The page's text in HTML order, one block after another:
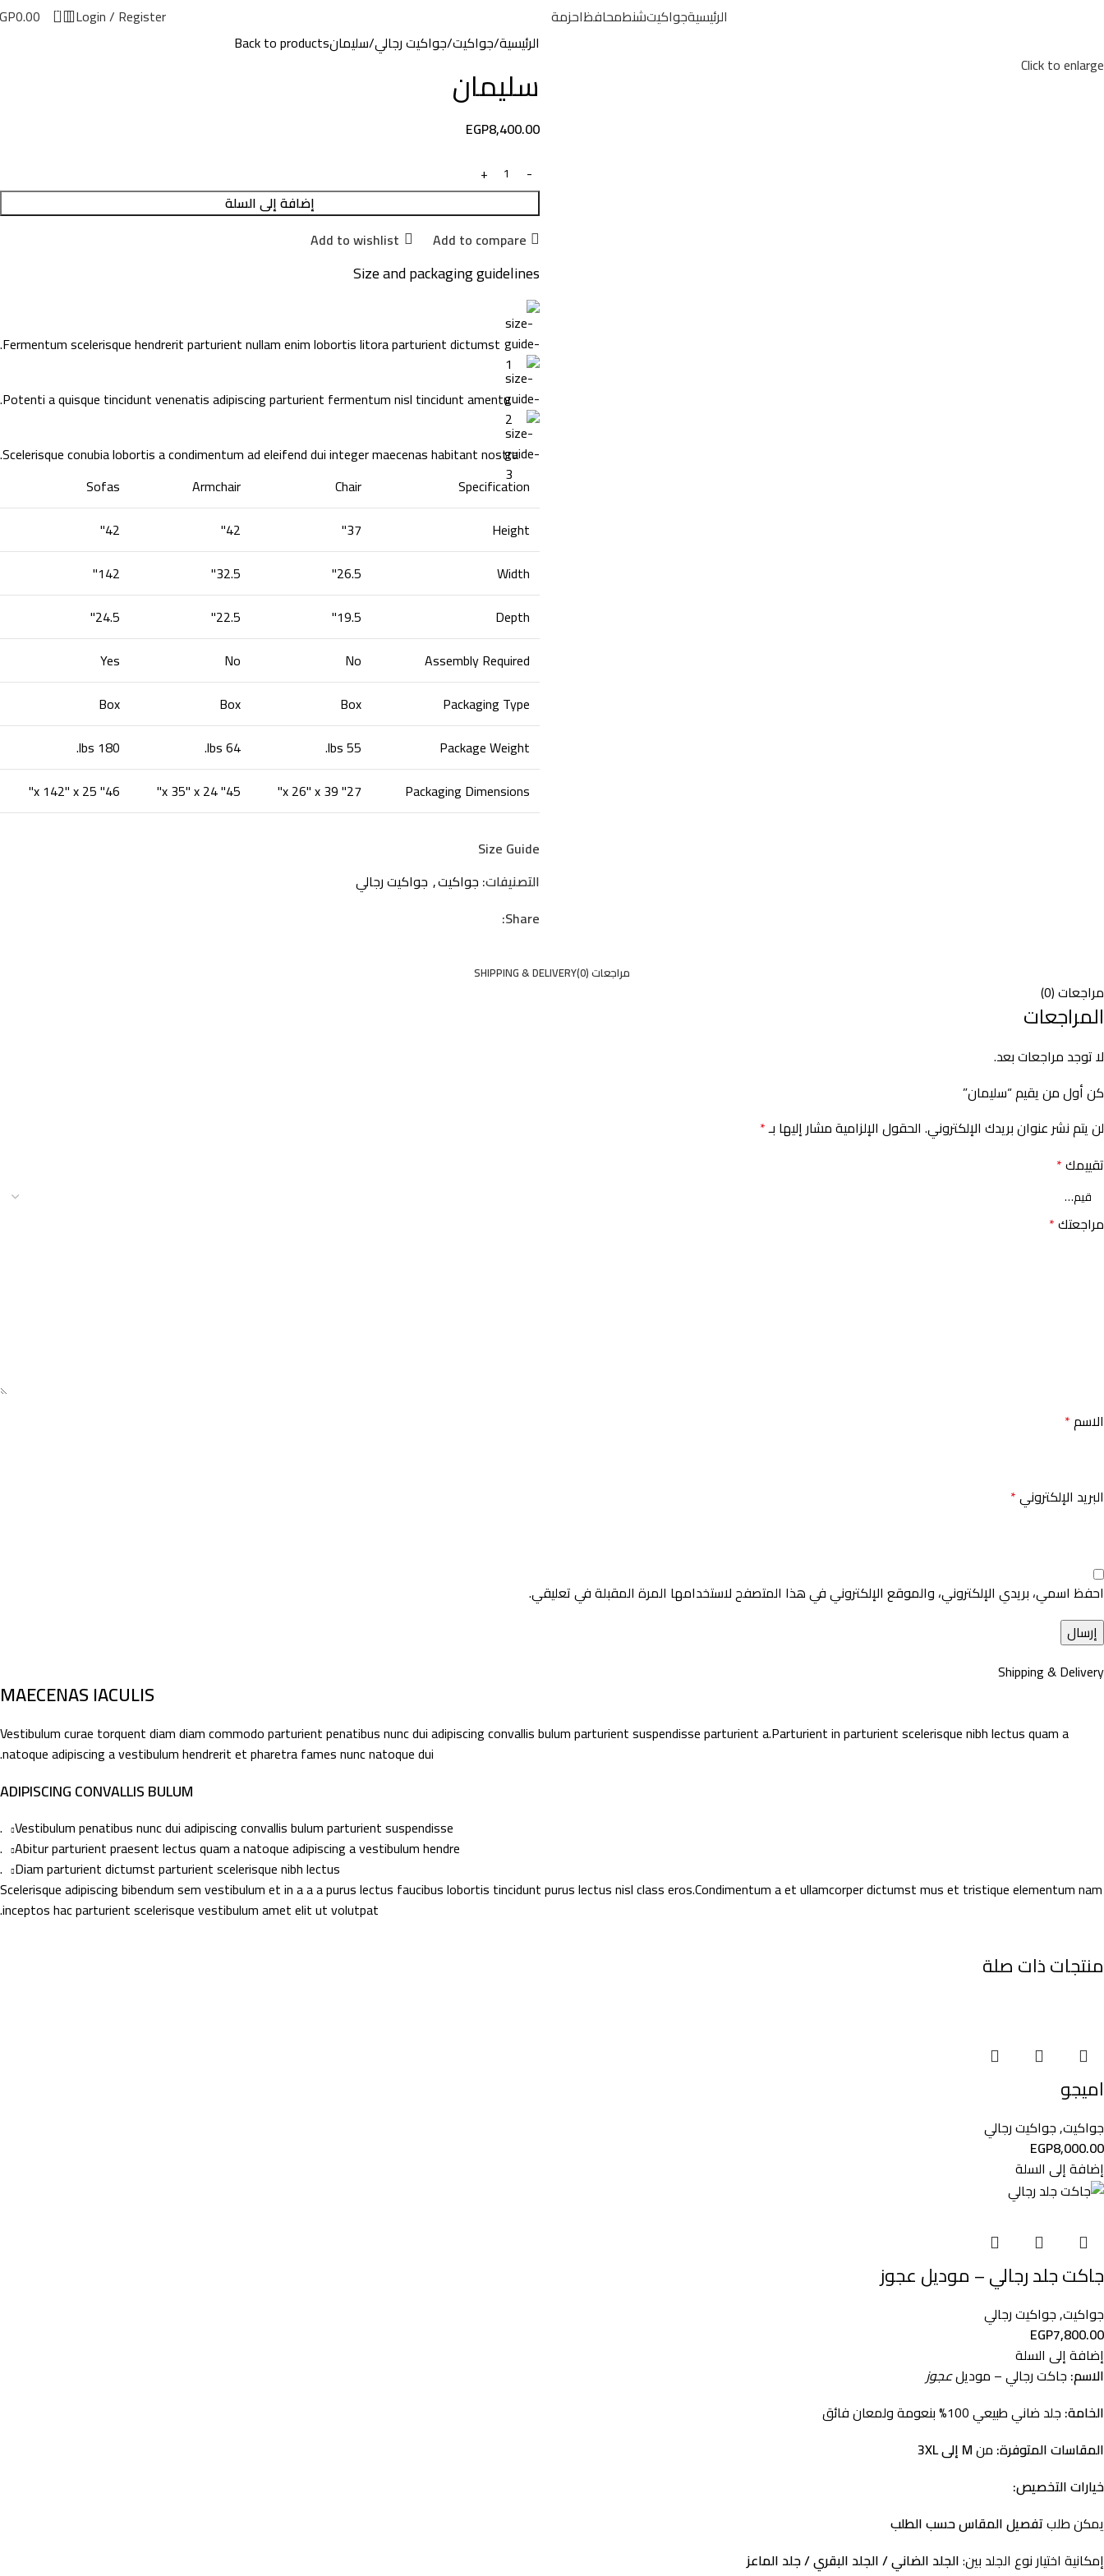
الرئيسيةجواكيتشنطمحافظاحزمة Login / Register
0
0.00
Click to enlarge
الرئيسية جواكيت جواكيت رجالي سليمانBack to products
سليمان
EGP8,400.00
إضافة إلى السلة
Add to compare
Add to wishlist
Size and packaging guidelines
Fermentum scelerisque hendrerit parturient nullam enim lobortis litora parturient dictumst.
Potenti a quisque tincidunt venenatis adipiscing parturient fermentum nisl tinciduntamentu
.
Scelerisque conubia lobortis a condimentum ad eleifend dui integer maecenas habitant nostra.
Specification
Chair
Armchair
Sofas
Height
37"
42"
42"
Width
26.5"
32.5"
142"
Depth
19.5"
22.5"
24.5"
Assembly Required
No
No
Yes
Packaging Type
Box
Box
Box
Package Weight
55 lbs.
64 lbs.
180 lbs.
Packaging Dimensions
27" x 26" x 39"
45" x 35" x 24"
46" x 142" x 25"
Size Guide
التصنيفات: جواكيت, جواكيت رجالي
Share:
مراجعات (0) SHIPPING & DELIVERY
مراجعات (0)
المراجعات
لا توجد مراجعات بعد.
كن أول من يقيم “سليمان”
لن يتم نشر عنوان بريدك الإلكتروني. الحقول الإلزامية مشار إليها بـ*
تقييمك*
مراجعتك*
الاسم*
البريد الإلكتروني*
احفظ اسمي، بريدي الإلكتروني، والموقع الإلكتروني في هذا المتصفح لاستخدامها المرة المقبلة في تعليقي.
Shipping & Delivery
MAECENAS IACULIS
Vestibulum curae torquent diam diam commodo parturient penatibus nunc dui adipiscing convallis bulum parturient suspendisse parturient a.Parturient in parturient scelerisque nibh lectus quam a
natoque adipiscing a vestibulum hendrerit et pharetra fames nunc natoque dui.
ADIPISCING CONVALLIS BULUM
Vestibulum penatibus nunc dui adipiscing convallis bulum parturient suspendisse.
Abitur parturient praesent lectus quam a natoque adipiscing a vestibulum hendre.
Diam parturient dictumst parturient scelerisque nibh lectus.
Scelerisque adipiscing bibendum sem vestibulum et in a a a purus lectus faucibus lobortis tincidunt purus lectus nisl class eros.Condimentum a et ullamcorper dictumst mus et tristique elementum nam
inceptos hac parturient scelerisque vestibulum amet elit ut volutpat.
منتجات ذات صلة
اميجو
جواكيت,جواكيت رجالي
EGP8,000.00
إضافة إلى السلة
جاكت جلد رجالي – موديل عجوز
جواكيت,جواكيت رجالي
EGP7,800.00
إضافة إلى السلة
الاسم: جاكت رجالي – موديلعجوز
الخامة: جلد ضاني طبيعي 100% بنعومة ولمعان فائق
المقاسات المتوفرة: منM إلى 3XL
خيارات التخصيص:
يمكن طلبتفصيل المقاس حسب الطلب
إمكانية اختيار نوع الجلد بين:الجلد الضاني / الجلد البقري / جلد الماعز